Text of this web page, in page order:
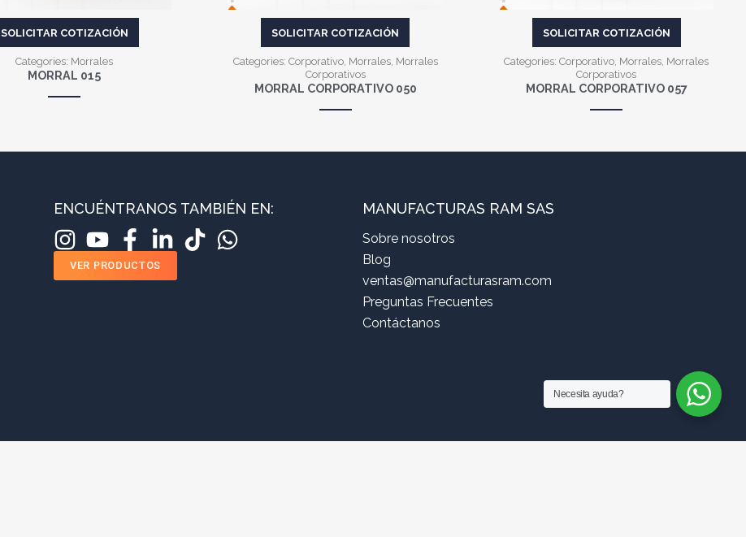
SOLICITAR COTIZACIÓN
Categories: Morrales
MORRAL 015
SOLICITAR COTIZACIÓN
Categories: Corporativo, Morrales, Morrales
Corporativos
MORRAL CORPORATIVO 050
SOLICITAR COTIZACIÓN
Categories:Corporativo, Morrales, Morrales
Corporativos
MORRAL CORPORATIVO 057
ENCUÉNTRANOS TAMBIÉN EN:
VER PRODUCTOS
MANUFACTURAS RAM SAS
Sobre nosotros
Blog
ventas@manufacturasram.com
Preguntas Frecuentes
Contáctanos
Necesita ayuda?